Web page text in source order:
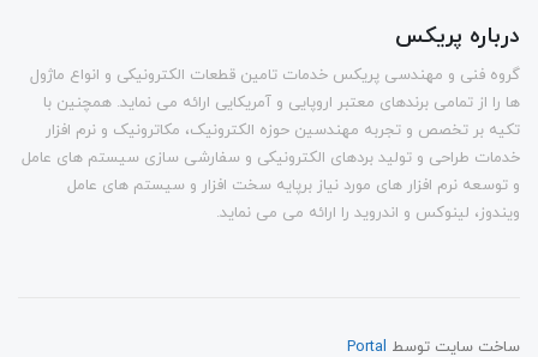
درباره پریکس
گروه فنی و مهندسی پریکس خدمات تامین قطعات الکترونیکی و انواع ماژول
ها را از تمامی برندهای معتبر اروپایی و آمریکایی ارائه می نماید. همچنین با
تکیه بر تخصص و تجربه مهندسین حوزه الکترونیک، مکاترونیک و نرم افزار
خدمات طراحی و تولید بردهای الکترونیکی و سفارشی سازی سیستم های عامل
و توسعه نرم افزار های مورد نیاز برپایه سخت افزار و سیستم های عامل
ویندوز، لینوکس و اندروید را ارائه می می نماید.
ساخت سایت توسط Portal